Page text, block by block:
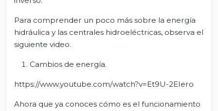
Para comprender un poco más sobre la energía
hidráulica y las centrales hidroeléctricas, observa el
siguiente video.
Cambios de energía.
https://www.youtube.com/watch?v=Et9U-2EIero
Ahora que ya conoces cómo es el funcionamiento